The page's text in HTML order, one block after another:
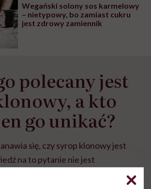
Wegański solony sos karmelowy
– nietypowy, bo zamiast cukru
jest zdrowy zamiennik
polecany jest
a kto
go unikać?
się, czy syrop klonowy jest
na to pytanie nie jest
pewnością syrop klonowy można